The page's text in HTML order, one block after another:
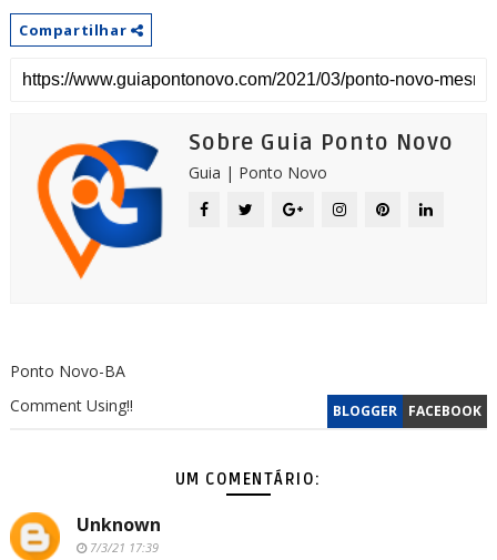
Compartilhar
Sobre Guia Ponto Novo
Guia | Ponto Novo
Ponto Novo-BA
BLOGGER FACEBOOK
Comment Using!!
UM COMENTÁRIO:
Unknown
7/3/21 17:39